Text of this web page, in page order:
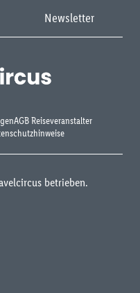
Newsletter
AGB Reiseveranstalter
betrieben.